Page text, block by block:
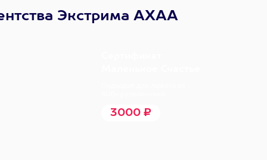
Экстрима АХАА
3000 ₽